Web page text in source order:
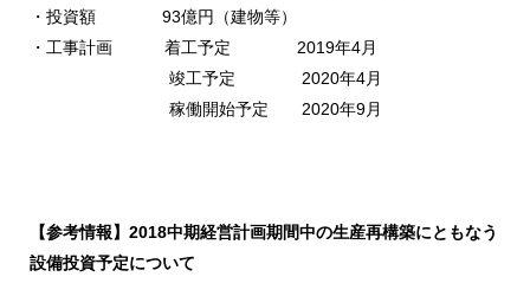
・投資額 93億円（建物等）
・工事計画 着工予定 2019年4月
竣工予定 2020年4月
稼働開始予定 2020年9月
【参考情報】2018中期経営計画期間中の生産再構築にともなう
設備投資予定について